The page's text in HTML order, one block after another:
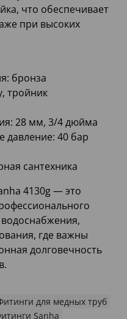
что обеспечивает
при высоких
бронза
тройник
28 мм, 3/4 дюйма
давление: 40 бар
сантехника
4130g — это
где важны
долговечность
для медных труб
Sanha